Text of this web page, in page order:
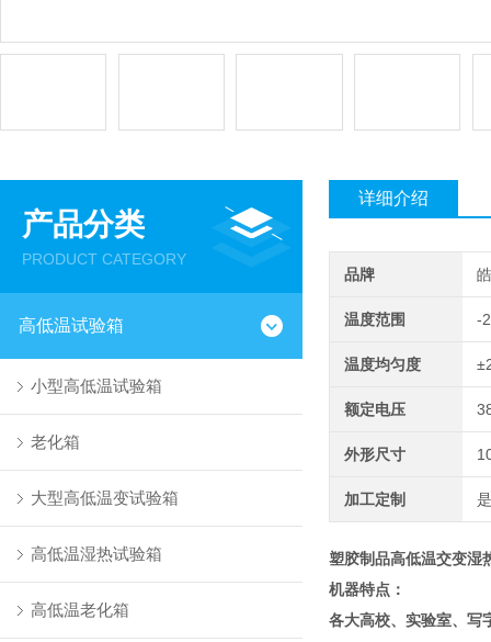
产品分类
PRODUCT CATEGORY
高低温试验箱
小型高低温试验箱
老化箱
大型高低温变试验箱
高低温湿热试验箱
高低温老化箱
详细介绍
品牌
温度范围 -
温度均匀度
额定电压
外形尺寸
加工定制
塑胶制品高低温交变湿
机器特点：
各大高校、实验室、写